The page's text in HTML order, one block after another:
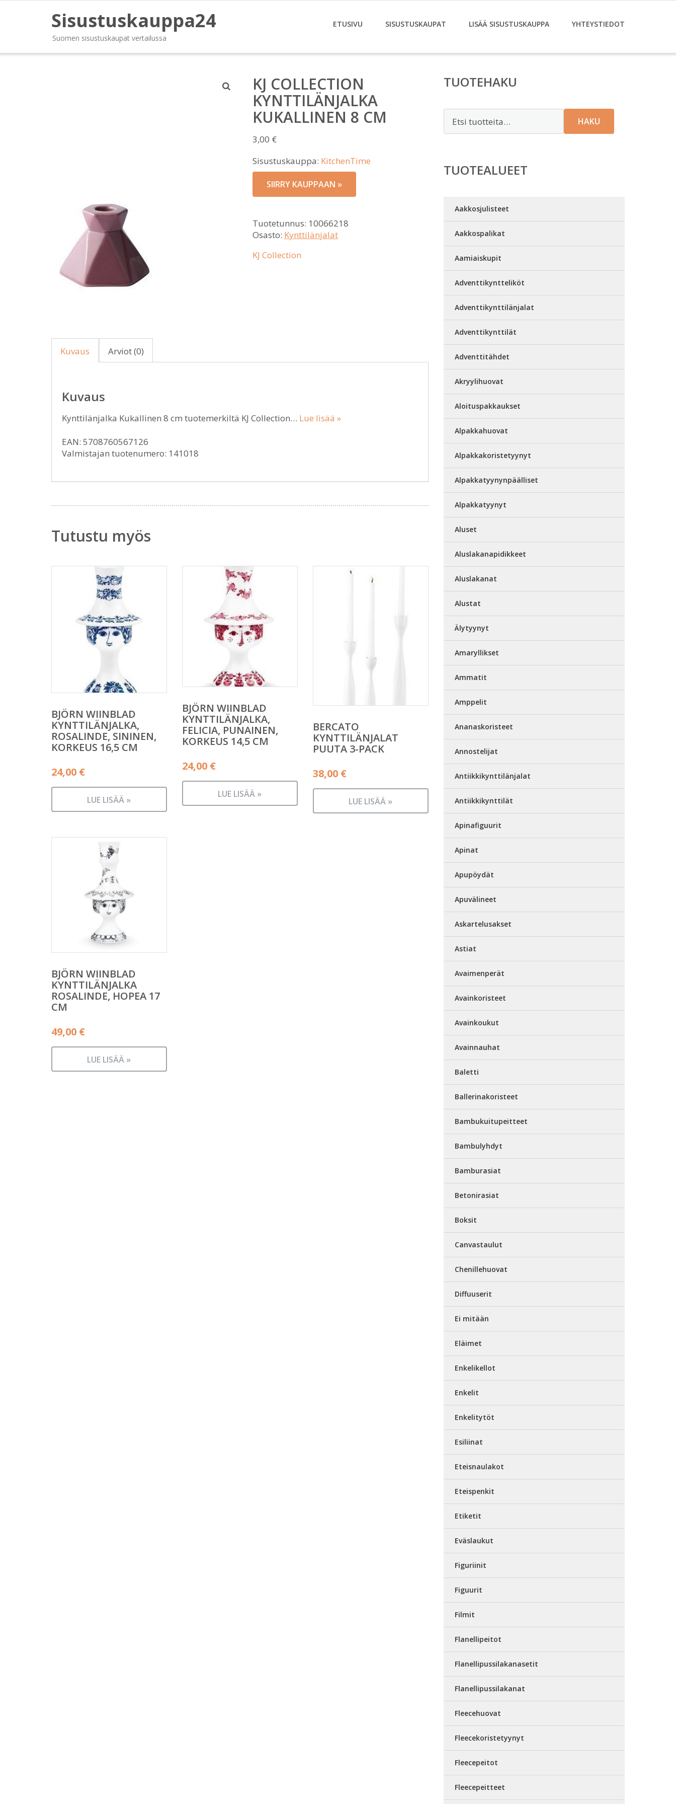
Sisustuskauppa24
Suomen sisustuskaupat vertailussa
ETUSIVU SISUSTUSKAUPAT LISÄÄ SISUSTUSKAUPPA YHTEYSTIEDOT
KJ COLLECTION
KYNTTILÄNJALKA
KUKALLINEN 8 CM
3,00 €
Sisustuskauppa: KitchenTime
SIIRRY KAUPPAAN »
Tuotetunnus: 10066218
Osasto: Kynttilänjalat
KJ Collection
Kuvaus Arviot (0)
Kuvaus
Kynttilänjalka Kukallinen 8 cm tuotemerkiltä KJ Collection… Lue lisää »
EAN: 5708760567126
Valmistajan tuotenumero: 141018
Tutustu myös
BJÖRN WIINBLAD
KYNTTILÄNJALKA,
ROSALINDE, SININEN,
KORKEUS 16,5 CM
24,00 €
LUE LISÄÄ »
BJÖRN WIINBLAD
KYNTTILÄNJALKA,
FELICIA, PUNAINEN,
KORKEUS 14,5 CM
24,00 €
LUE LISÄÄ »
BERCATO
KYNTTILÄNJALAT
PUUTA 3-PACK
38,00 €
LUE LISÄÄ »
BJÖRN WIINBLAD
KYNTTILÄNJALKA
ROSALINDE, HOPEA 17
CM
49,00 €
LUE LISÄÄ »
TUOTEHAKU
HAKU
TUOTEALUEET
Aakkosjulisteet
Aakkospalikat
Aamiaiskupit
Adventtikyntteliköt
Adventtikynttilänjalat
Adventtikynttilät
Adventtitähdet
Akryylihuovat
Aloituspakkaukset
Alpakkahuovat
Alpakkakoristetyynyt
Alpakkatyynynpäälliset
Alpakkatyynyt
Aluset
Aluslakanapidikkeet
Aluslakanat
Alustat
Älytyynyt
Amaryllikset
Ammatit
Amppelit
Ananaskoristeet
Annostelijat
Antiikkikynttilänjalat
Antiikkikynttilät
Apinafiguurit
Apinat
Apupöydät
Apuvälineet
Askartelusakset
Astiat
Avaimenperät
Avainkoristeet
Avainkoukut
Avainnauhat
Baletti
Ballerinakoristeet
Bambukuitupeitteet
Bambulyhdyt
Bamburasiat
Betonirasiat
Boksit
Canvastaulut
Chenillehuovat
Diffuuserit
Ei mitään
Eläimet
Enkelikellot
Enkelit
Enkelitytöt
Esiliinat
Eteisnaulakot
Eteispenkit
Etiketit
Eväslaukut
Figuriinit
Figuurit
Filmit
Flanellipeitot
Flanellipussilakanasetit
Flanellipussilakanat
Fleecehuovat
Fleecekoristetyynyt
Fleecepeitot
Fleecepeitteet